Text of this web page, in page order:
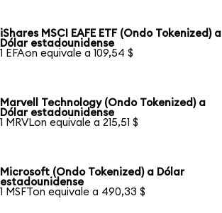
iShares MSCI EAFE ETF (Ondo Tokenized) a
Dólar estadounidense
1 EFAon equivale a 109,54 $
Marvell Technology (Ondo Tokenized) a
Dólar estadounidense
1 MRVLon equivale a 215,51 $
Microsoft (Ondo Tokenized) a Dólar
estadounidense
1 MSFTon equivale a 490,33 $